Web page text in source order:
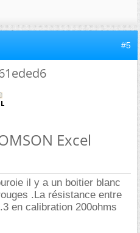
#5
Excel
il y a un boitier blanc
.La résistance entre
en calibration 200ohms